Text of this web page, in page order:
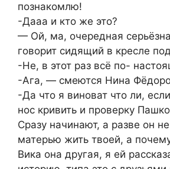
познакомлю!
-Дааа и кто же это?
— Ой, ма, очередная
говорит сидящий в кресле
-Не, в этот раз всё по-
-Ага, — смеются Нина
-Да что я виноват что ли,
нос кривить и проверку
Сразу начинают, а разве он
матерью жить твоей, а
Вика она другая, я ей